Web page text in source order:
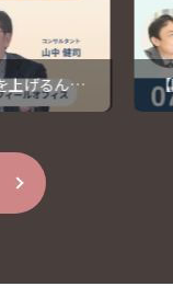
【開催レポー
1人に背負わ